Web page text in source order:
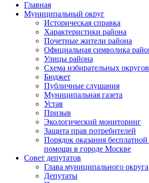
Главная
Муниципальный округ
Историческая справка
Характеристики района
Почетные жители района
Официальная символика
Улицы района
Схема избирательных округов
Бюджет
Публичные слушания
Муниципальная газета
Устав
Призыв
Экологический мониторинг
Защита прав потребителей
Порядок оказания
помощи в городе Москве
Совет депутатов
Глава муниципального округа
Депутаты